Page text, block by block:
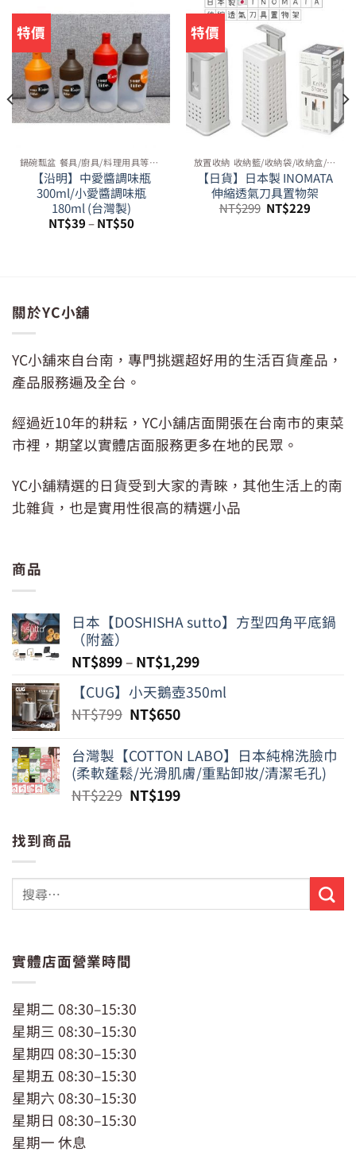
特價
鍋碗瓢盆 餐具/廚具/料理用具等周邊
【沿明】中愛醬調味瓶
300ml/小愛醬調味瓶
180ml (台灣製)
NT$39–NT$50
特價
放置收納 收納籃/收納袋/收納盒/桌面收納等周邊
【日貨】日本製 INOMATA
伸縮透氣刀具置物架
NT$299 原
始
NT$229
關於YC小舖
YC小舖來自台南，專門挑選超好用的生活百貨產品，
產品服務遍及全台。
經過近10年的耕耘，YC小舖店面開張在台南市的東菜
市裡，期望以實體店面服務更多在地的民眾。
YC小舖精選的日貨受到大家的青睞，其他生活上的南
北雜貨，也是實用性很高的精選小品
商品
日本【DOSHISHA sutto】方型四角平底鍋
（附蓋）
NT$899– NT$1,299
【CUG】小天鵝壺350ml
NT$799 原
價
格：
NT$799。
NT$650目
價
格：
NT$650。
台灣製【COTTON LABO】日本純棉洗臉巾
(柔軟蓬鬆/光滑肌膚/重點卸妝/清潔毛孔)
NT$229 原
NT$199目
找到商品
實體店面營業時間
星期二 08:30–15:30
星期三 08:30–15:30
星期四 08:30–15:30
星期五 08:30–15:30
星期六 08:30–15:30
星期日 08:30–15:30
星期一 休息